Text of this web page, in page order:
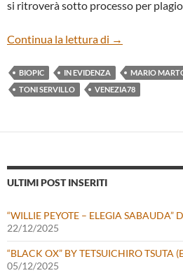
si ritroverà sotto processo per
Continua la lettura di “QUI RIDO
→
BIOPIC IN EVIDENZA MARIO
TONI SERVILLO
VENEZIA78
ULTIMI POST INSERITI
“WILLIE PEYOTE – ELEGIA SABAUDA”
22/12/2025
“BLACK OX” BY TETSUICHIRO TSUTA
05/12/2025